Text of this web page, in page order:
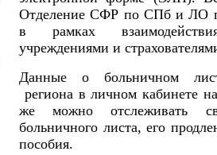
Отделение СФР по СПб и ЛО
в рамках
учреждениями и
Данные о больничном
региона в личном кабинете
же можно отслеживать
больничного листа, его
пособия.